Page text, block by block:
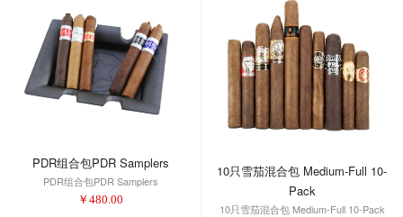
PDR组合包PDR Samplers
PDR组合包PDR Samplers
￥ 480.00
10只雪茄混合包 Medium-Full 10-
Pack
10只雪茄混合包 Medium-Full 10-Pack